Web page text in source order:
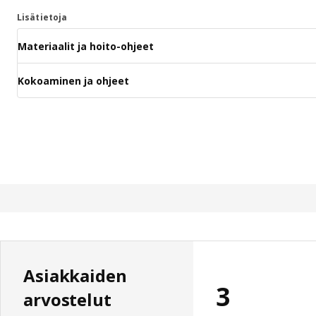
Lisätietoja
Materiaalit ja hoito-ohjeet
Kokoaminen ja ohjeet
Asiakkaiden
arvostelut
3